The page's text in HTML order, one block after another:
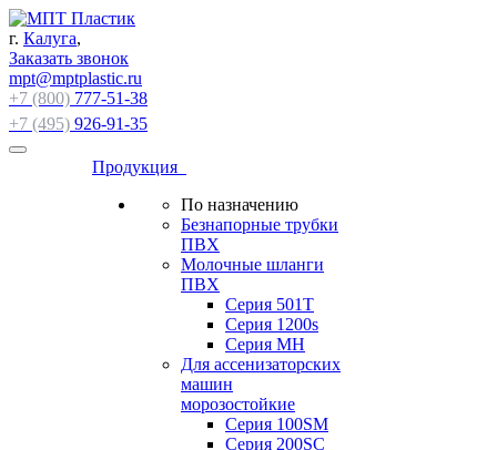
г. Калуга,
Заказать звонок
mpt@mptplastic.ru
+7 (800) 777-51-38
+7 (495) 926-91-35
Продукция
По назначению
Безнапорные трубки
ПВХ
Молочные шланги
ПВХ
Серия 501T
Серия 1200s
Серия МН
Для ассенизаторских
машин
морозостойкие
Серия 100SM
Серия 200SС